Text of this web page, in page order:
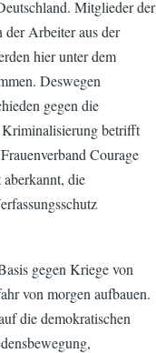
Mitglieder der
Arbeiter aus der
hier unter dem
Deswegen
gegen die
betrifft
Courage
die
gegen Kriege von
von morgen aufbauen.
die demokratischen